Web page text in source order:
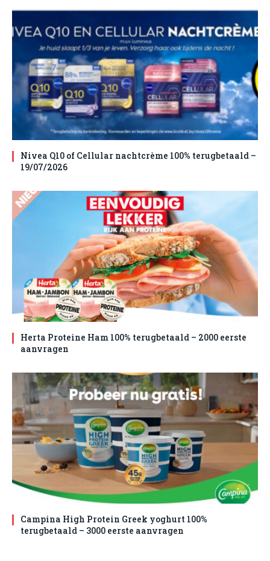
Nivea Q10 of Cellular nachtcrème 100% terugbetaald –
19/07/2026
Herta Proteine Ham 100% terugbetaald – 2000 eerste
aanvragen
Campina High Protein Greek yoghurt 100%
terugbetaald – 3000 eerste aanvragen